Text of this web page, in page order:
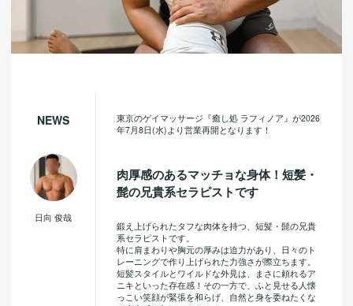
NEWS
日向 俊哉
東京のゲイマッサージ『癒し処 ラフィノア』が2026
年7月8日(水)より営業再開となります！
肉厚感のあるマッチョな身体！短髪・
髭の兄貴系セラピストです
鍛え上げられたタフな肉体を持つ、短髪・髭の兄貴
系セラピストです。
特に肩まわりや胸元の厚みは迫力があり、日々のト
レーニングで作り上げられた力強さが際立ちます。
短髪スタイルとワイルドな外見は、まさに頼れるア
ニキといった存在感！その一方で、ふと見せる人懐
っこい笑顔が緊張を和らげ、自然と身を委ねたくな